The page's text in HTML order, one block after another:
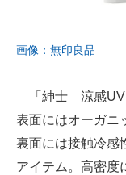
画像：無印良品
「紳士 涼感UV
表面にはオーガニ
裏面には接触冷感
アイテム。高密度